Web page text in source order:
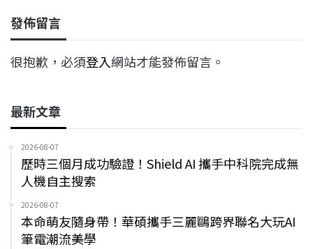
發佈留言
很抱歉，必須登入網站才能發佈留言。
最新文章
2026-08-07
歷時三個月成功驗證！Shield AI 攜手中科院完成無
人機自主搜索
2026-08-07
本命萌友隨身帶！華碩攜手三麗鷗跨界聯名大玩AI
筆電潮流美學